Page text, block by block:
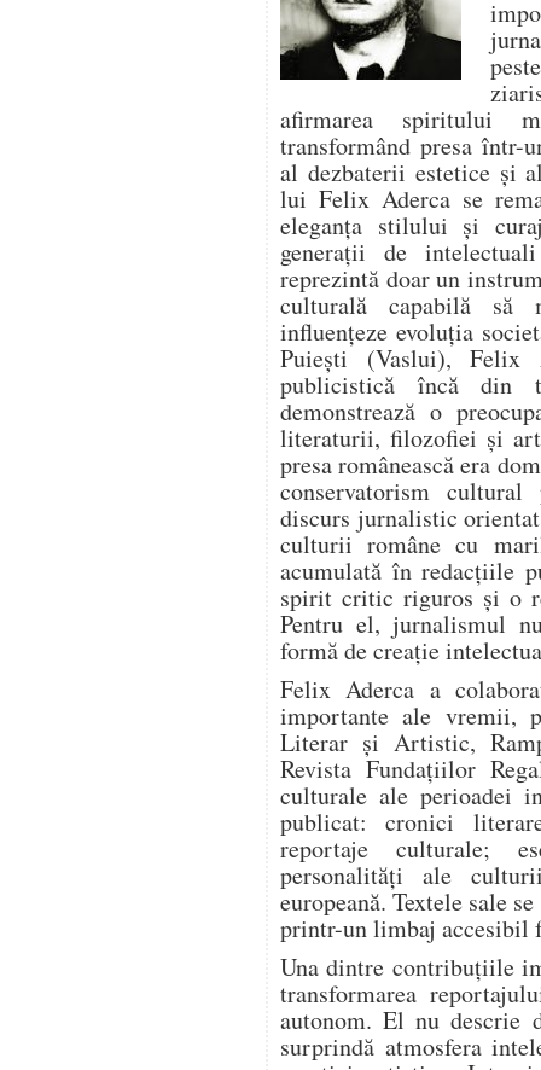
afirmarea spiritului
transformând presa
al dezbaterii estetice și
lui Felix Aderca se
eleganța stilului și
generații de
reprezintă doar un
culturală capabilă să
influențeze evoluția
Puiești (Vaslui), Felix
publicistică încă din
demonstrează o
literaturii, filozofiei și
presa românească era
conservatorism
discurs jurnalistic
culturii române cu
acumulată în redacțiile
spirit critic riguros și o
Pentru el, jurnalismul
formă de creație
Felix Aderca a
importante ale vremii,
Literar și Artistic,
Revista Fundațiilor
culturale ale perioadei
publicat: cronici
reportaje culturale;
personalități ale
europeană. Textele sale
printr-un limbaj accesibil
Una dintre contribuțiile
transformarea
autonom. El nu descrie
surprindă atmosfera